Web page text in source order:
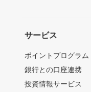
サービス
ポイントプログラム
銀行との口座連携
投資情報サービス